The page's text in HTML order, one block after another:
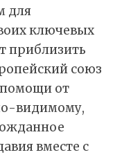
для
ключевых
приблизить
союз
от
видимому,
вместе с